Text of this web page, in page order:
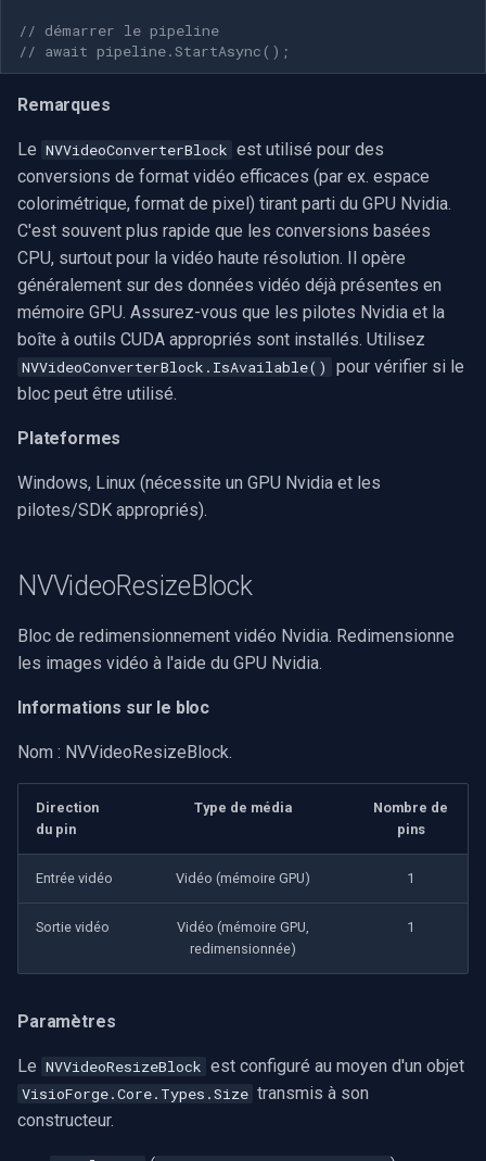
// démarrer le pipeline
// await pipeline.StartAsync();
Remarques
Le NVVideoConverterBlock est utilisé pour des
conversions de format vidéo efficaces (par ex. espace
colorimétrique, format de pixel) tirant parti du GPU Nvidia.
C'est souvent plus rapide que les conversions basées
CPU, surtout pour la vidéo haute résolution. Il opère
généralement sur des données vidéo déjà présentes en
mémoire GPU. Assurez-vous que les pilotes Nvidia et la
boîte à outils CUDA appropriés sont installés. Utilisez
NVVideoConverterBlock.IsAvailable()
pour vérifier si le
bloc peut être utilisé.
Plateformes
Windows, Linux (nécessite un GPU Nvidia et les
pilotes/SDK appropriés).
NVVideoResizeBlock
Bloc de redimensionnement vidéo Nvidia. Redimensionne
les images vidéo à l'aide du GPU Nvidia.
Informations sur le bloc
Nom : NVVideoResizeBlock.
Direction
du pin
Type de média
Nombre de
pins
Entrée vidéo Vidéo (mémoire GPU) 1
Sortie vidéo
Vidéo (mémoire GPU,
redimensionnée)
1
Paramètres
Le NVVideoResizeBlock est configuré au moyen d'un objet
VisioForge.Core.Types.Size transmis à son
constructeur.